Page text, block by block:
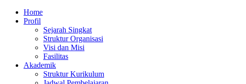
Home
Profil
Sejarah Singkat
Struktur Organisasi
Visi dan Misi
Fasilitas
Akademik
Struktur Kurikulum